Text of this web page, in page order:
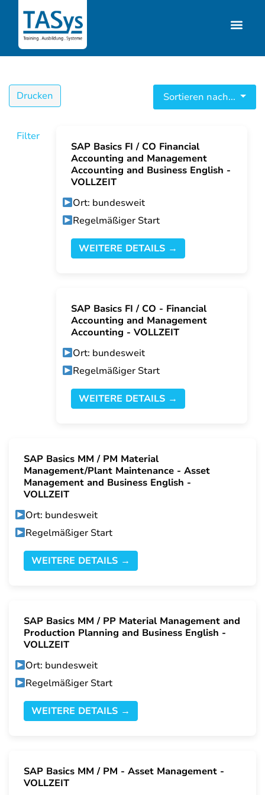
Drucken Sortieren nach...
Filter
SAP Basics FI / CO Financial
Accounting and Management
Accounting and Business English -
VOLLZEIT
Ort: bundesweit
Regelmäßiger Start
WEITERE DETAILS →
SAP Basics FI / CO - Financial
Accounting and Management
Accounting - VOLLZEIT
Ort: bundesweit
Regelmäßiger Start
WEITERE DETAILS →
SAP Basics MM / PM Material
Management/Plant Maintenance - Asset
Management and Business English -
VOLLZEIT
Ort: bundesweit
Regelmäßiger Start
WEITERE DETAILS →
SAP Basics MM / PP Material Management and
Production Planning and Business English -
VOLLZEIT
Ort: bundesweit
Regelmäßiger Start
WEITERE DETAILS →
SAP Basics MM / PM - Asset Management -
VOLLZEIT